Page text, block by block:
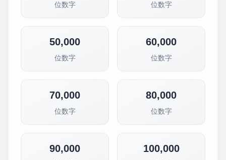
位数字 位数字
50,000
位数字
60,000
位数字
70,000
位数字
80,000
位数字
90,000 100,000